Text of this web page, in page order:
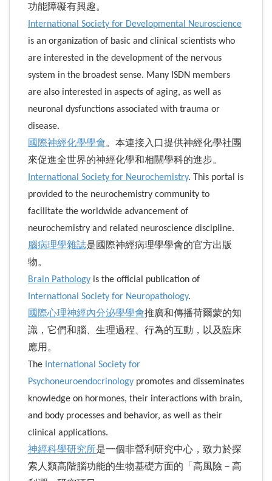
功能障礙有興趣。
International Society for Developmental Neuroscience
is an organization of basic and clinical scientists who
are interested in the development of the nervous
system in the broadest sense. Many ISDN members
are also interested in aspects of aging, as well as
neuronal dysfunctions associated with trauma or
disease.
國際神經化學學會。本連接入口提供神經化學社團
來促進全世界的神經化學和相關學科的進步。
International Society for Neurochemistry. This portal is
provided to the neurochemistry community to
facilitate the worldwide advancement of
neurochemistry and related neuroscience discipline.
腦病理學雜誌是國際神經病理學學會的官方出版
物。
Brain Pathology is the official publication of
International Society for Neuropathology.
國際心理神經內分泌學學會推廣和傳播荷爾蒙的知
識，它們和腦、生理過程、行為的互動，以及臨床
應用。
The International Society for
Psychoneuroendocrinology promotes and disseminates
knowledge on hormones, their interactions with brain,
and body processes and behavior, as well as their
clinical applications.
神經科學研究所是一個非營利研究中心，致力於探
索人類高階腦功能的生物基礎方面的「高風險－高